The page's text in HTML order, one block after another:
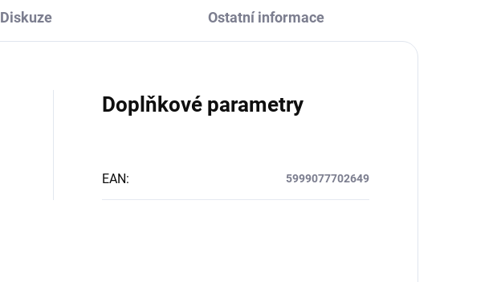
Diskuze Ostatní informace
Doplňkové parametry
EAN: 5999077702649